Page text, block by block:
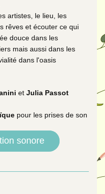
artistes, le lieu, les
rêves et écouter ce qui
douce dans les
mais aussi dans les
dans l'oasis
et Julia Passot
pour les prises de son
sonore